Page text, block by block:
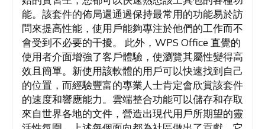
能。該套件的佈局還通過保持最常用的功能易於訪
問來提高性能，使用戶能夠專注於他們的工作而不
會受到不必要的干擾。 此外，WPS Office 直覺的
使用者介面增強了客戶體驗，使瀏覽其屬性變得高
效且簡單。新使用該軟體的用戶可以快速找到自己
的位置，而經驗豐富的專業人士肯定會欣賞該套件
的速度和響應能力。雲端整合功能可以儲存和存取
來自世界各地的文件，營造出現代用戶所期望的靈